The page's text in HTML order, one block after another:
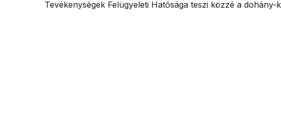
Tevékenységek Felügyeleti Hatósága teszi közzé a dohány-